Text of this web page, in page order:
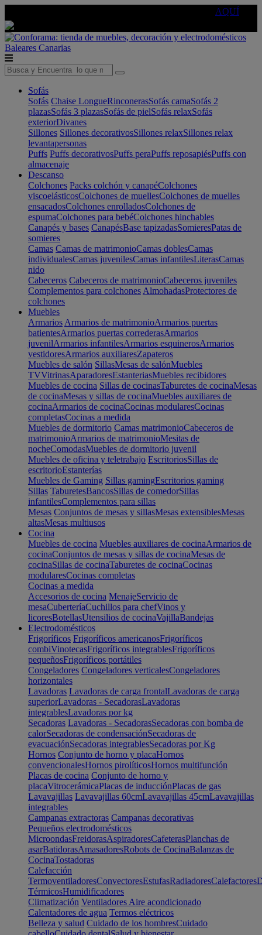
AQUÍ
Baleares Canarias
Sofás
Sofás Chaise LongueRinconerasSofás camaSofás 2
plazasSofás 3 plazasSofás de pielSofás relaxSofás
exteriorDivanes
Sillones Sillones decorativosSillones relaxSillones relax
levantapersonas
Puffs Puffs decorativosPuffs peraPuffs reposapiésPuffs con
almacenaje
Descanso
Colchones Packs colchón y canapéColchones
viscoelásticosColchones de muellesColchones de muelles
ensacadosColchones enrolladosColchones de
espumaColchones para bebéColchones hinchables
Canapés y bases CanapésBase tapizadasSomieresPatas de
somieres
Camas Camas de matrimonioCamas doblesCamas
individualesCamas juvenilesCamas infantilesLiterasCamas
nido
Cabeceros Cabeceros de matrimonioCabeceros juveniles
Complementos para colchones AlmohadasProtectores de
colchones
Muebles
Armarios Armarios de matrimonioArmarios puertas
batientesArmarios puertas correderasArmarios
juvenilArmarios infantilesArmarios esquinerosArmarios
vestidoresArmarios auxiliaresZapateros
Muebles de salón SillasMesas de salónMuebles
TVVitrinasAparadoresEstanteriasMuebles recibidores
Muebles de cocina Sillas de cocinasTaburetes de cocinaMesas
de cocinaMesas y sillas de cocinaMuebles auxiliares de
cocinaArmarios de cocinaCocinas modularesCocinas
completasCocinas a medida
Muebles de dormitorio Camas matrimonioCabeceros de
matrimonioArmarios de matrimonioMesitas de
nocheComodasMuebles de dormitorio juvenil
Muebles de oficina y teletrabajo EscritoriosSillas de
escritorioEstanterías
Muebles de Gaming Sillas gamingEscritorios gaming
Sillas TaburetesBancosSillas de comedorSillas
infantilesComplementos para sillas
Mesas Conjuntos de mesas y sillasMesas extensiblesMesas
altasMesas multiusos
Cocina
Muebles de cocina Muebles auxiliares de cocinaArmarios de
cocinaConjuntos de mesas y sillas de cocinaMesas de
cocinaSillas de cocinaTaburetes de cocinaCocinas
modularesCocinas completas
Cocinas a medida
Accesorios de cocina MenajeServicio de
mesaCuberteríaCuchillos para chefVinos y
licoresBotellasUtensilios de cocinaVajillaBandejas
Electrodomésticos
Frigoríficos Frigoríficos americanosFrigoríficos
combiVinotecasFrigoríficos integrablesFrigoríficos
pequeñosFrigoríficos portátiles
Congeladores Congeladores verticalesCongeladores
horizontales
Lavadoras Lavadoras de carga frontalLavadoras de carga
superiorLavadoras - SecadorasLavadoras
integrablesLavadoras por kg
Secadoras Lavadoras - SecadorasSecadoras con bomba de
calorSecadoras de condensaciónSecadoras de
evacuaciónSecadoras integrablesSecadoras por Kg
Hornos Conjunto de horno y placaHornos
convencionalesHornos pirolíticosHornos multifunción
Placas de cocina Conjunto de horno y
placaVitrocerámicaPlacas de inducciónPlacas de gas
Lavavajillas Lavavajillas 60cmLavavajillas 45cmLavavajillas
integrables
Campanas extractoras Campanas decorativas
Pequeños electrodomésticos
MicroondasFreidorasAspiradoresCafeterasPlanchas de
asarBatidorasAmasadoresRobots de CocinaBalanzas de
CocinaTostadoras
Calefacción
TermoventiladoresConvectoresEstufasRadiadoresCalefactores
TérmicosHumidificadores
Climatización Ventiladores Aire acondicionado
Calentadores de agua Termos eléctricos
Belleza y salud Cuidado de los hombresCuidado